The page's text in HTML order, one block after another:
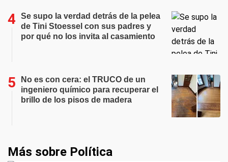
Se supo la verdad detrás de la pelea
de Tini Stoessel con sus padres y
por qué no los invita al casamiento
No es con cera: el TRUCO de un
ingeniero químico para recuperar el
brillo de los pisos de madera
Más sobre Política